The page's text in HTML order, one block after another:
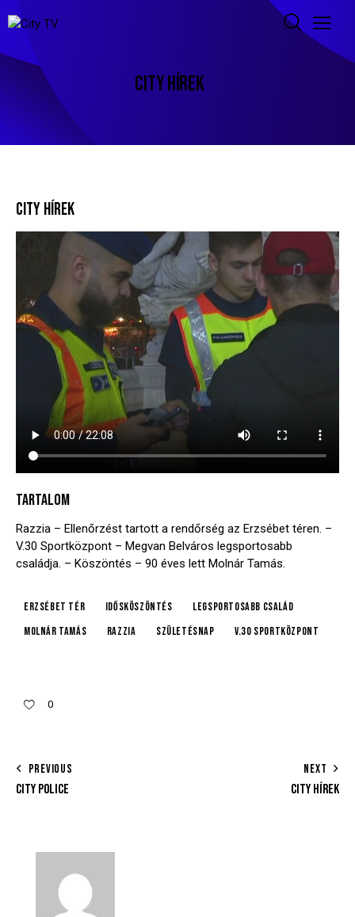
CITY HÍREK
CITY HÍREK
TARTALOM
Razzia – Ellenőrzést tartott a rendőrség az Erzsébet téren. –
V.30 Sportközpont – Megvan Belváros legsportosabb
családja. – Köszöntés – 90 éves lett Molnár Tamás.
Erzsébet tér idősköszöntés
legsportosabb család
Molnár Tamás
Razzia születésnap V.30 Sportközpont
0
PREVIOUS
CITY POLICE
NEXT
CITY HÍREK